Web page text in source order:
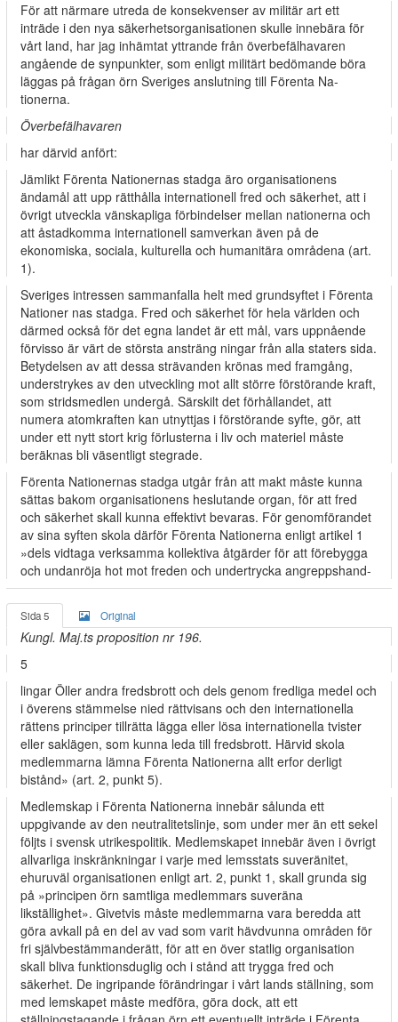
För att närmare utreda de konsekvenser av militär art ett
inträde i den nya säkerhetsorganisationen skulle innebära för
vårt land, har jag inhämtat yttrande från överbefälhavaren
angående de synpunkter, som enligt militärt bedömande böra
läggas på frågan örn Sveriges anslutning till Förenta Na­
tionerna.
Överbefälhavaren
har därvid anfört:
Jämlikt Förenta Nationernas stadga äro organisationens
ändamål att upp­ rätthålla internationell fred och säkerhet, att i
övrigt utveckla vänskapliga förbindelser mellan nationerna och
att åstadkomma internationell samverkan även på de
ekonomiska, sociala, kulturella och humanitära områdena (art.
1).
Sveriges intressen sammanfalla helt med grundsyftet i Förenta
Nationer­ nas stadga. Fred och säkerhet för hela världen och
därmed också för det egna landet är ett mål, vars uppnående
förvisso är värt de största ansträng­ ningar från alla staters sida.
Betydelsen av att dessa strävanden krönas med framgång,
understrykes av den utveckling mot allt större förstörande kraft,
som stridsmedlen undergå. Särskilt det förhållandet, att
numera atomkraften kan utnyttjas i förstörande syfte, gör, att
under ett nytt stort krig förlusterna i liv och materiel måste
beräknas bli väsentligt stegrade.
Förenta Nationernas stadga utgår från att makt måste kunna
sättas bakom organisationens heslutande organ, för att fred
och säkerhet skall kunna effektivt bevaras. För genomförandet
av sina syften skola därför Förenta Nationerna enligt artikel 1
»dels vidtaga verksamma kollektiva åtgärder för att förebygga
och undanröja hot mot freden och undertrycka angreppshand-
Sida 5 Original
Kungl. Maj.ts proposition nr 196.
5
lingar Öller andra fredsbrott och dels genom fredliga medel och
i överens­ stämmelse nied rättvisans och den internationella
rättens principer tillrätta­ lägga eller lösa internationella tvister
eller saklägen, som kunna leda till fredsbrott. Härvid skola
medlemmarna lämna Förenta Nationerna allt erfor­ derligt
bistånd» (art. 2, punkt 5).
Medlemskap i Förenta Nationerna innebär sålunda ett
uppgivande av den neutralitetslinje, som under mer än ett sekel
följts i svensk utrikespolitik. Medlemskapet innebär även i övrigt
allvarliga inskränkningar i varje med­ lemsstats suveränitet,
ehuruväl organisationen enligt art. 2, punkt 1, skall grunda sig
på »principen örn samtliga medlemmars suveräna
likställighet». Givetvis måste medlemmarna vara beredda att
göra avkall på en del av vad som varit hävdvunna områden för
fri självbestämmanderätt, för att en över­ statlig organisation
skall bliva funktionsduglig och i stånd att trygga fred och
säkerhet. De ingripande förändringar i vårt lands ställning, som
med­ lemskapet måste medföra, göra dock, att ett